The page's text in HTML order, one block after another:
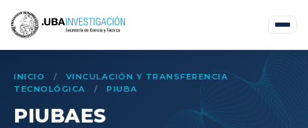
INICIO /
VINCULACIÓN Y TRANSFERENCIA
TECNOLÓGICA
/ PIUBA
PIUBAES